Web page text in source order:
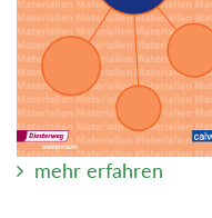
mehr erfahren